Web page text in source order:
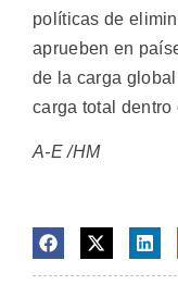
políticas de
aprueben en
de la carga
carga total dentro
A-E /HM